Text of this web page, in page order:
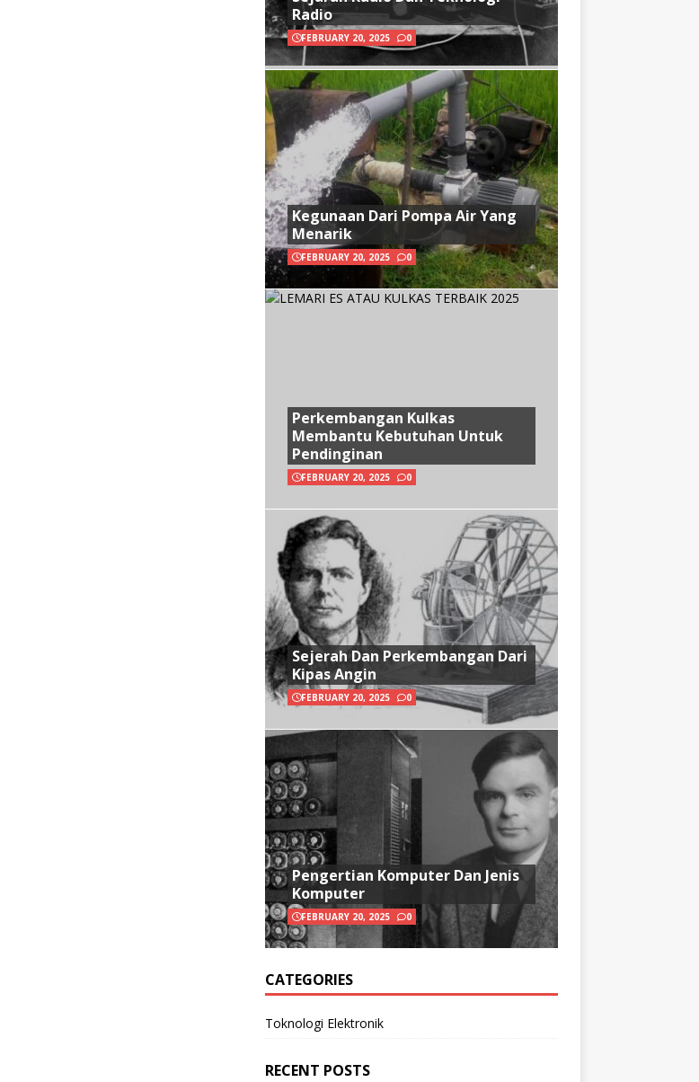
Radio
FEBRUARY 20, 2025 0
Kegunaan Dari Pompa Air Yang
Menarik
FEBRUARY 20, 2025 0
Perkembangan Kulkas
Membantu Kebutuhan Untuk
Pendinginan
FEBRUARY 20, 2025 0
Sejerah Dan Perkembangan Dari
Kipas Angin
FEBRUARY 20, 2025 0
Pengertian Komputer Dan Jenis
Komputer
FEBRUARY 20, 2025 0
CATEGORIES
Toknologi Elektronik
RECENT POSTS